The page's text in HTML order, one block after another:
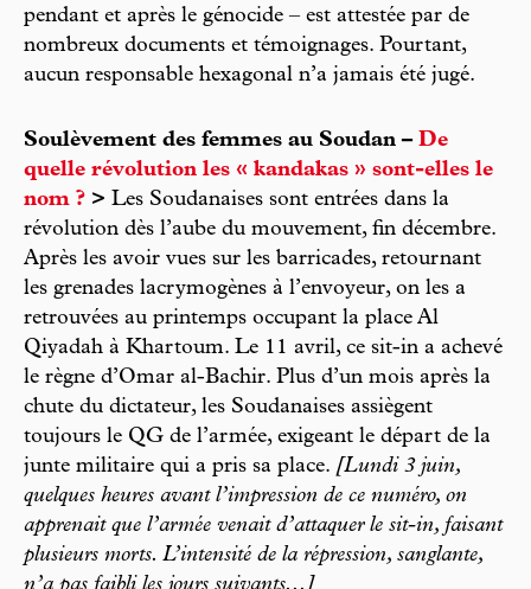
pendant et après le génocide – est attestée par de
nombreux documents et témoignages. Pourtant,
aucun responsable hexagonal n’a jamais été jugé.
Soulèvement des femmes au Soudan – De
quelle révolution les « kandakas » sont-elles le
nom ? > Les Soudanaises sont entrées dans la
révolution dès l’aube du mouvement, fin décembre.
Après les avoir vues sur les barricades, retournant
les grenades lacrymogènes à l’envoyeur, on les a
retrouvées au printemps occupant la place Al
Qiyadah à Khartoum. Le 11 avril, ce sit-in a achevé
le règne d’Omar al-Bachir. Plus d’un mois après la
chute du dictateur, les Soudanaises assiègent
toujours le QG de l’armée, exigeant le départ de la
junte militaire qui a pris sa place. [Lundi 3 juin,
quelques heures avant l’impression de ce numéro, on
apprenait que l’armée venait d’attaquer le sit-in, faisant
plusieurs morts. L’intensité de la répression, sanglante,